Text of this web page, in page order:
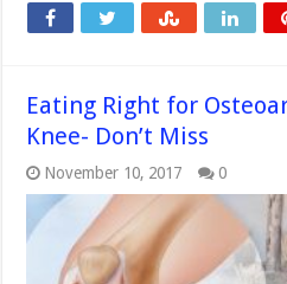
Eating Right for
Knee- Don’t Miss
November 10, 2017 0